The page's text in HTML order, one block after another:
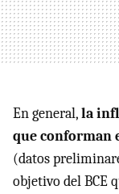
En general,la
que conforman
(datos
objetivo del BCE